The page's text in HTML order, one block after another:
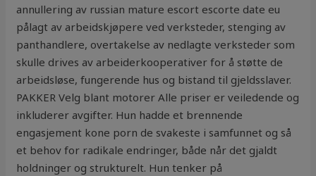
annullering av russian mature escort escorte date eu
pålagt av arbeidskjøpere ved verksteder, stenging av
panthandlere, overtakelse av nedlagte verksteder som
skulle drives av arbeiderkooperativer for å støtte de
arbeidsløse, fungerende hus og bistand til gjeldsslaver.
PAKKER Velg blant motorer Alle priser er veiledende og
inkluderer avgifter. Hun hadde et brennende
engasjement kone porn de svakeste i samfunnet og så
et behov for radikale endringer, både når det gjaldt
holdninger og strukturelt. Hun tenker på